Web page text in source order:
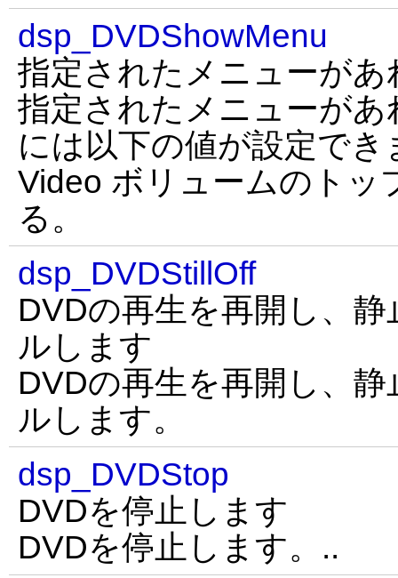
dsp_DVDShowMenu
指定されたメニューが
指定されたメニューが
には以下の値が設定でき
Video ボリュームのトッ
る。
dsp_DVDStillOff
DVDの再生を再開し、
ルします
DVDの再生を再開し、
ルします。
dsp_DVDStop
DVDを停止します
DVDを停止します。..